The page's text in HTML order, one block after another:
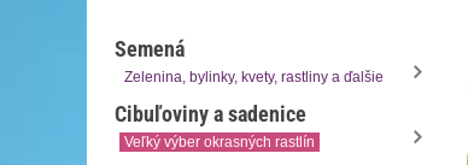
Semená
Zelenina, bylinky, kvety, rastliny a ďalšie
Cibuľoviny a sadenice
Veľký výber okrasných rastlín